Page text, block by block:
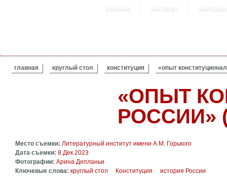
главная институт
ВЫ ЗДЕСЬ
главная круглый стол конституция «опыт
«ОПЫТ
РОССИИ»
Место съемки: Литературный институт имени А.М. Горького
Дата съемки: 8 Дек 2023
Фотографии: Арина Депланьи
Ключевые слова: круглый стол Конституция история России